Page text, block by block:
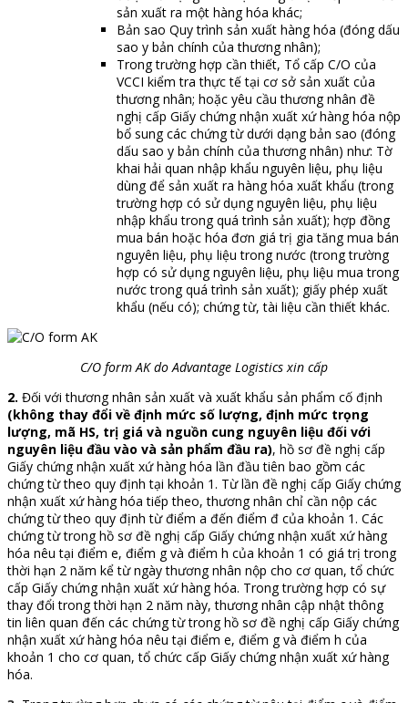
sản xuất ra một hàng hóa khác;
Bản sao Quy trình sản xuất hàng hóa (đóng dấu
sao y bản chính của thương nhân);
Trong trường hợp cần thiết, Tổ cấp C/O của
VCCI kiểm tra thực tế tại cơ sở sản xuất của
thương nhân; hoặc yêu cầu thương nhân đề
nghị cấp Giấy chứng nhận xuất xứ hàng hóa nộp
bổ sung các chứng từ dưới dạng bản sao (đóng
dấu sao y bản chính của thương nhân) như: Tờ
khai hải quan nhập khẩu nguyên liệu, phụ liệu
dùng để sản xuất ra hàng hóa xuất khẩu (trong
trường hợp có sử dụng nguyên liệu, phụ liệu
nhập khẩu trong quá trình sản xuất); hợp đồng
mua bán hoặc hóa đơn giá trị gia tăng mua bán
nguyên liệu, phụ liệu trong nước (trong trường
hợp có sử dụng nguyên liệu, phụ liệu mua trong
nước trong quá trình sản xuất); giấy phép xuất
khẩu (nếu có); chứng từ, tài liệu cần thiết khác.
C/O form AK do Advantage Logistics xin cấp
2. Đối với thương nhân sản xuất và xuất khẩu sản phẩm cố định
(không thay đổi về định mức số lượng, định mức trọng
lượng, mã HS, trị giá và nguồn cung nguyên liệu đối với
nguyên liệu đầu vào và sản phẩm đầu ra), hồ sơ đề nghị cấp
Giấy chứng nhận xuất xứ hàng hóa lần đầu tiên bao gồm các
chứng từ theo quy định tại khoản 1. Từ lần đề nghị cấp Giấy chứng
nhận xuất xứ hàng hóa tiếp theo, thương nhân chỉ cần nộp các
chứng từ theo quy định từ điểm a đến điểm đ của khoản 1. Các
chứng từ trong hồ sơ đề nghị cấp Giấy chứng nhận xuất xứ hàng
hóa nêu tại điểm e, điểm g và điểm h của khoản 1 có giá trị trong
thời hạn 2 năm kể từ ngày thương nhân nộp cho cơ quan, tổ chức
cấp Giấy chứng nhận xuất xứ hàng hóa. Trong trường hợp có sự
thay đổi trong thời hạn 2 năm này, thương nhân cập nhật thông
tin liên quan đến các chứng từ trong hồ sơ đề nghị cấp Giấy chứng
nhận xuất xứ hàng hóa nêu tại điểm e, điểm g và điểm h của
khoản 1 cho cơ quan, tổ chức cấp Giấy chứng nhận xuất xứ hàng
hóa.